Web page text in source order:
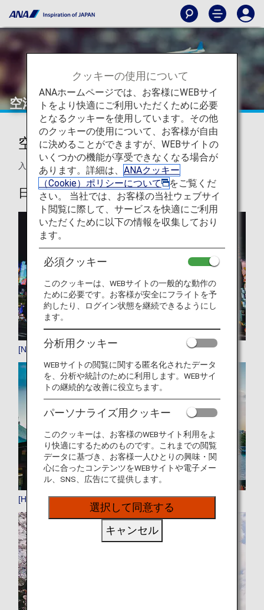
空港と都市に関する情報
空港・都市のご旅行のヒント
入出国情報などの渡航先で役立つヒントをご紹介します。
日本の空港と都市
[NRT]成田
[HND]羽田
クッキーの使用について
ANAホームページでは、お客様にWEBサイ
トをより快適にご利用いただくために必要
となるクッキーを使用しています。その他
のクッキーの使用について、お客様が自由
に決めることができますが、WEBサイトの
いくつかの機能が享受できなくなる場合が
あります。詳細は、 ANAクッキー
（Cookie）ポリシーについて
をご覧くだ
さい。 当社では、お客様の当社ウェブサイ
ト閲覧に際して、サービスを快適にご利用
いただくために以下の情報を収集しており
ます。
必須クッキー
このクッキーは、WEBサイトの一般的な動作の
ために必要です。お客様が安全にフライトを予
約したり、ログイン状態を継続できるようにし
ます。
分析用クッキー
WEBサイトの閲覧に関する匿名化されたデータ
を、分析や統計のために利用します。WEBサイ
トの継続的な改善に役立ちます。
パーソナライズ用クッキー
このクッキーは、お客様のWEBサイト利用をよ
り快適にするためのものです。これまでの閲覧
データに基づき、お客様一人ひとりの興味・関
心に合ったコンテンツをWEBサイトや電子メー
ル、SNS、広告にて提供します。
選択して同意する
キャンセル